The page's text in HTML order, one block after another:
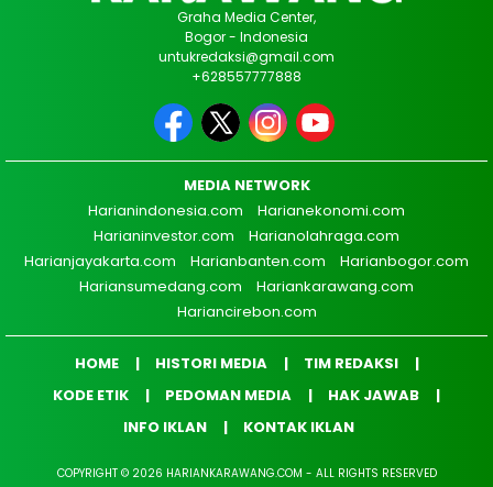
Graha Media Center,
Bogor - Indonesia
untukredaksi@gmail.com
+628557777888
MEDIA NETWORK
Harianindonesia.com
Harianekonomi.com
Harianinvestor.com
Harianolahraga.com
Harianjayakarta.com
Harianbanten.com
Harianbogor.com
Hariansumedang.com
Hariankarawang.com
Hariancirebon.com
HOME HISTORI MEDIA
TIM REDAKSI
KODE ETIK
PEDOMAN MEDIA
HAK JAWAB
INFO IKLAN
KONTAK IKLAN
COPYRIGHT © 2026 HARIANKARAWANG.COM - ALL RIGHTS RESERVED